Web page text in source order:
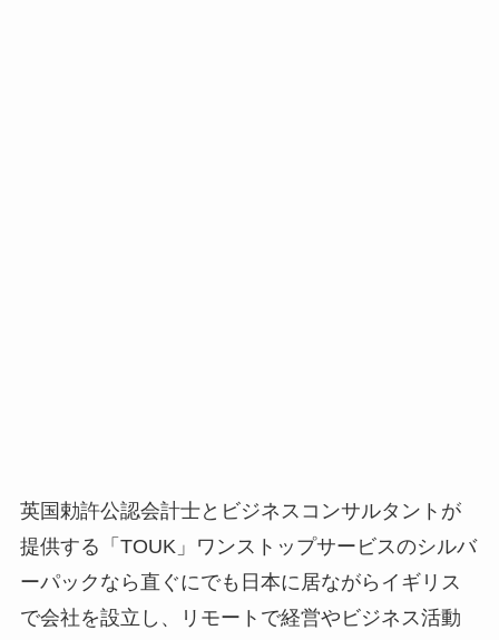
英国勅許公認会計士とビジネスコンサルタントが
提供する「TOUK」ワンストップサービスのシルバ
ーパックなら直ぐにでも日本に居ながらイギリス
で会社を設立し、リモートで経営やビジネス活動